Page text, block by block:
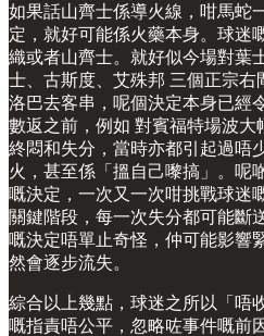
如果話山齊士係導火線，咁馬蛇
定，就好可能係火藥本身。球迷
織或者山齊士。就好似今場對葉
士、古斯度、艾殊邦 三個正宗右
洛巴去客串，呢個決定本身已經
數返之前，例如 對賓福特場波大
終悶和失分，當時亦都引起過唔
火，甚至係「搵自己嚟搞」。呢
嘅決定，一次又一次咁挑戰球迷
關鍵階段，每一次失分都可能斷
嘅決定唔單止奇怪，仲可能影響
然會逐步流失。
綜合以上幾點，球迷之所以「唔
嘅指責唔公平，忽略咗事件嘅前